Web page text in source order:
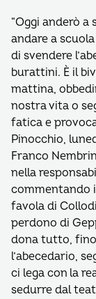
“Oggi anderò
andare a
di svendere
burattini. È il
mattina,
nostra vita o
fatica e
Pinocchio,
Franco
nella
commentando
favola di
perdono di
dona tutto, fino
l’abecedario,
ci lega con la
sedurre dal